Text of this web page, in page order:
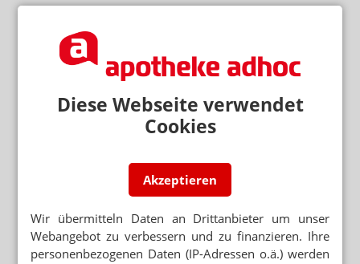
Diese Webseite verwendet
Cookies
Akzeptieren
Wir übermitteln Daten an Drittanbieter um unser
Webangebot zu verbessern und zu finanzieren. Ihre
personenbezogenen Daten (IP-Adressen o.ä.) werden
APOTHEKEN SOLLEN PATIENTEN INFORMIEREN
MENINGEOM
Neue Kontraindikation für Minipille und Vaginalring
Mehr aus Ressort
NEUER NAME, NEUE PZN
Salbuhexal: Umstellung bei Hilfsstoffen